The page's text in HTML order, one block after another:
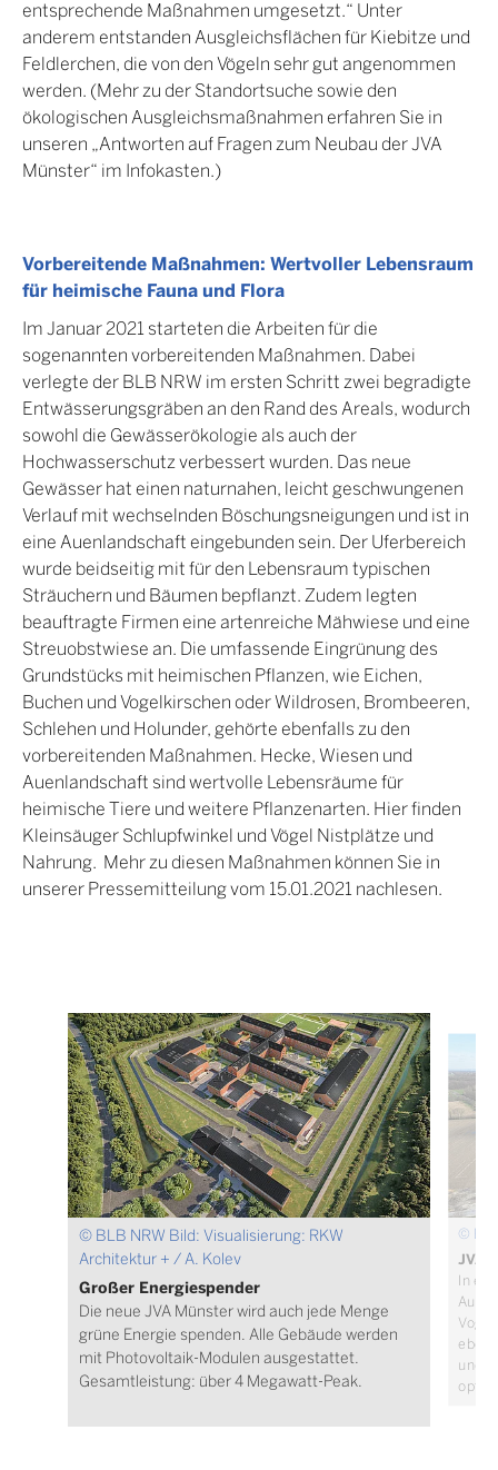
entsprechende Maßnahmen umgesetzt.“ Unter
anderem entstanden Ausgleichsflächen für Kiebitze und
Feldlerchen, die von den Vögeln sehr gut angenommen
werden. (Mehr zu der Standortsuche sowie den
ökologischen Ausgleichsmaßnahmen erfahren Sie in
unseren „Antworten auf Fragen zum Neubau der JVA
Münster“ im Infokasten.)
Vorbereitende Maßnahmen: Wertvoller Lebensraum
für heimische Fauna und Flora
Im Januar 2021 starteten die Arbeiten für die
sogenannten vorbereitenden Maßnahmen. Dabei
verlegte der BLB NRW im ersten Schritt zwei begradigte
Entwässerungsgräben an den Rand des Areals, wodurch
sowohl die Gewässerökologie als auch der
Hochwasserschutz verbessert wurden. Das neue
Gewässer hat einen naturnahen, leicht geschwungenen
Verlauf mit wechselnden Böschungsneigungen und ist in
eine Auenlandschaft eingebunden sein. Der Uferbereich
wurde beidseitig mit für den Lebensraum typischen
Sträuchern und Bäumen bepflanzt. Zudem legten
beauftragte Firmen eine artenreiche Mähwiese und eine
Streuobstwiese an. Die umfassende Eingrünung des
Grundstücks mit heimischen Pflanzen, wie Eichen,
Buchen und Vogelkirschen oder Wildrosen, Brombeeren,
Schlehen und Holunder, gehörte ebenfalls zu den
vorbereitenden Maßnahmen. Hecke, Wiesen und
Auenlandschaft sind wertvolle Lebensräume für
heimische Tiere und weitere Pflanzenarten. Hier finden
Kleinsäuger Schlupfwinkel und Vögel Nistplätze und
Nahrung. Mehr zu diesen Maßnahmen können Sie in
unserer Pressemitteilung vom 15.01.2021 nachlesen.
© BLB NRW Bild: Visualisierung: RKW
Architektur + / A. Kolev
Großer Energiespender
Die neue JVA Münster wird auch jede Menge
grüne Energie spenden. Alle Gebäude werden
mit Photovoltaik-Modulen ausgestattet.
Gesamtleistung: über 4 Megawatt-Peak.
©
JVA
In
und